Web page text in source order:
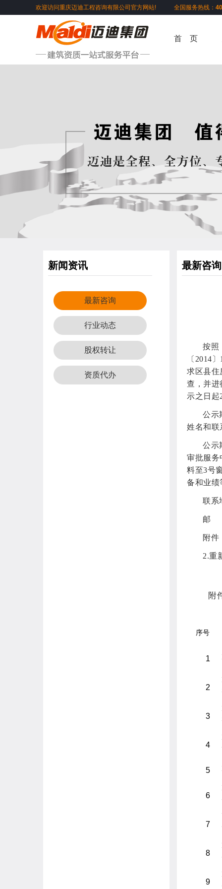
欢迎访问重庆迈迪工程咨询有限公司官方网站! 全国服务热线：
首 页
新闻资讯
最新咨询
行业动态
股权转让
资质代办
最新咨询
按照
〔2014
求区县住
查，并进
示之日
公示
姓名和联
公示
审批服务
料至3号
备和业绩
联系
邮
附件
2.重
附
序号
1
2
3
4
5
6
7
8
9